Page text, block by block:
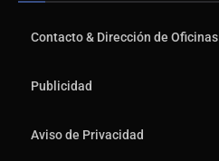
Contacto & Dirección de Oficinas
Publicidad
Aviso de Privacidad